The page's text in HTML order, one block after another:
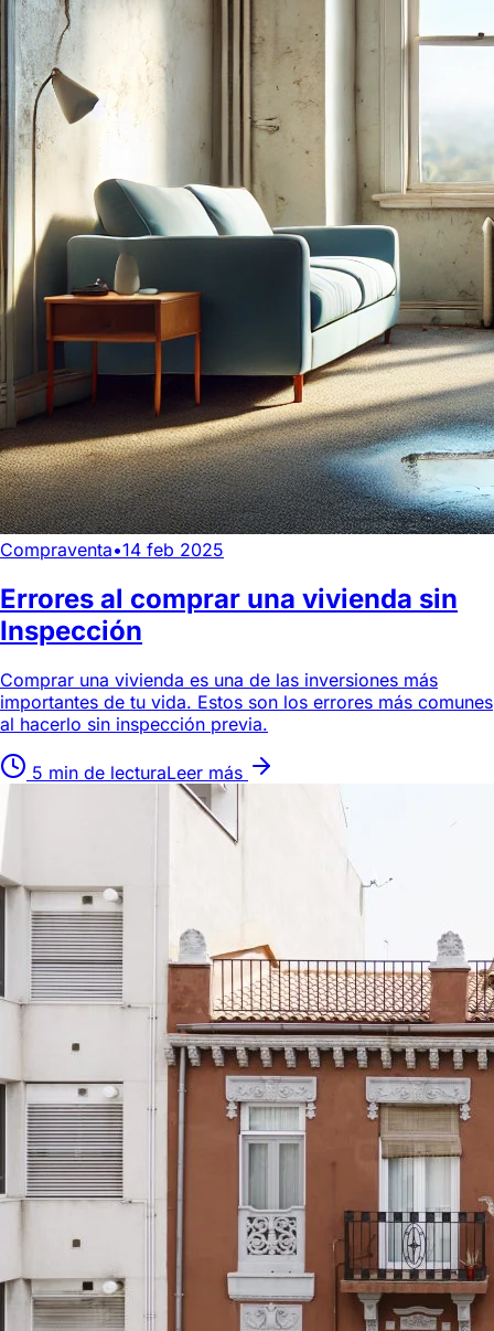
Compraventa•14 feb 2025
Errores al comprar una vivienda sin
Inspección
Comprar una vivienda es una de las inversiones más
importantes de tu vida. Estos son los errores más comunes
al hacerlo sin inspección previa.
5 min de lecturaLeer más